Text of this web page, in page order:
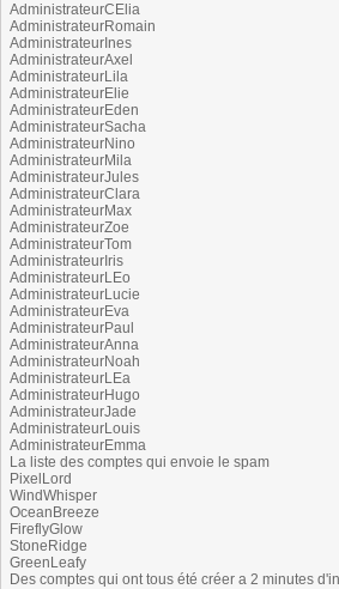
AdministrateurCElia
AdministrateurRomain
AdministrateurInes
AdministrateurAxel
AdministrateurLila
AdministrateurElie
AdministrateurEden
AdministrateurSacha
AdministrateurNino
AdministrateurMila
AdministrateurJules
AdministrateurClara
AdministrateurMax
AdministrateurZoe
AdministrateurTom
AdministrateurIris
AdministrateurLEo
AdministrateurLucie
AdministrateurEva
AdministrateurPaul
AdministrateurAnna
AdministrateurNoah
AdministrateurLEa
AdministrateurHugo
AdministrateurJade
AdministrateurLouis
AdministrateurEmma
La liste des comptes qui envoie le spam
PixelLord
WindWhisper
OceanBreeze
FireflyGlow
StoneRidge
GreenLeafy
Des comptes qui ont tous été créer a 2 minutes